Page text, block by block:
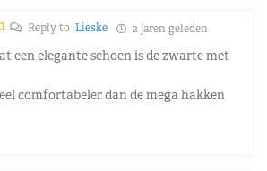
Reply toLieske 2 jaren geleden
een elegante schoen is de zwarte met
comfortabeler dan de mega hakken